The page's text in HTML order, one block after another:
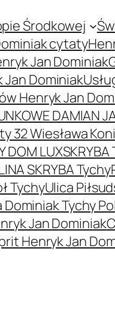
Środkowej
cytaty
Jan Dominiak
Jan Dominiak
Henryk Jan
DAMIAN
32 Wiesława
DOM LUX
SKRYBA Tychy
TychyUlica
Dominiak Tychy
Jan Dominiak
Henryk Jan